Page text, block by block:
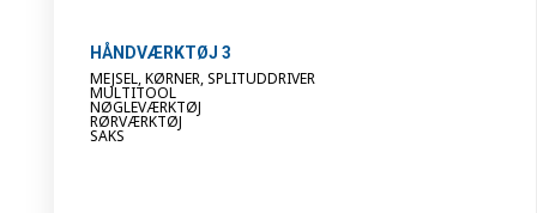
HÅNDVÆRKTØJ 3
MEJSEL, KØRNER, SPLITUDDRIVER
MULTITOOL
NØGLEVÆRKTØJ
RØRVÆRKTØJ
SAKS